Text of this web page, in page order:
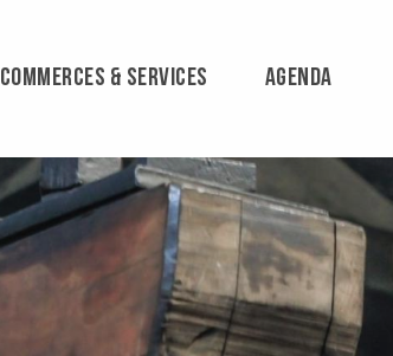
COMMERCES & SERVICES AGENDA